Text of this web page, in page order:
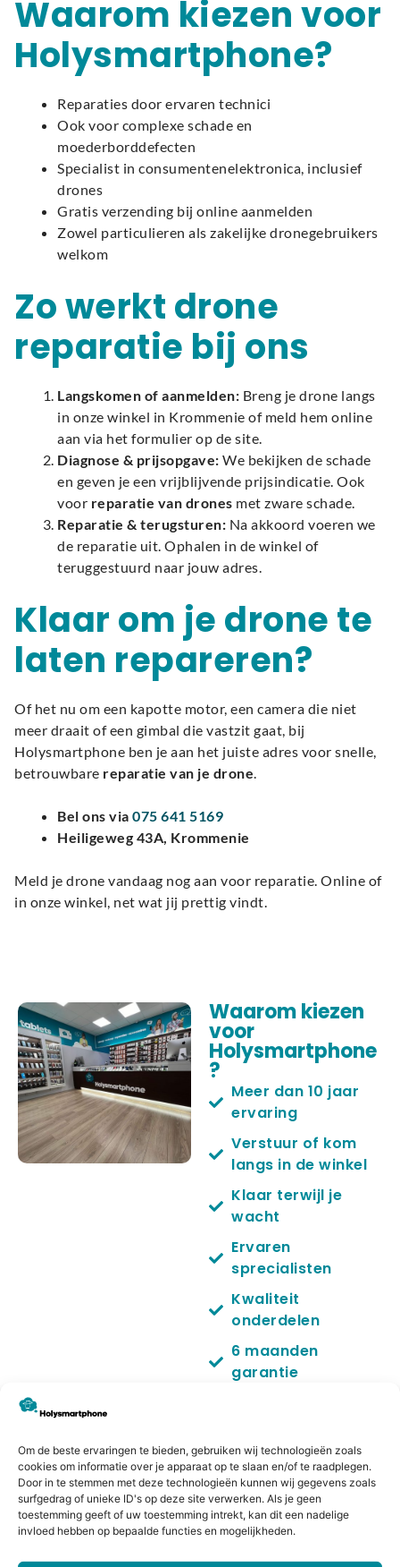
Om de beste ervaringen te bieden, gebruiken wij technologieën zoals
cookies om informatie over je apparaat op te slaan en/of te raadplegen.
Door in te stemmen met deze technologieën kunnen wij gegevens zoals
surfgedrag of unieke ID's op deze site verwerken. Als je geen
toestemming geeft of uw toestemming intrekt, kan dit een nadelige
invloed hebben op bepaalde functies en mogelijkheden.
Waarom kiezen voor
Holysmartphone?
Reparaties door ervaren technici
Ook voor complexe schade en
moederborddefecten
Specialist in consumentenelektronica, inclusief
drones
Gratis verzending bij online aanmelden
Zowel particulieren als zakelijke dronegebruikers
welkom
Zo werkt drone
reparatie bij ons
Langskomen of aanmelden: Breng je drone langs
in onze winkel in Krommenie of meld hem online
aan via het formulier op de site.
Diagnose & prijsopgave: We bekijken de schade
en geven je een vrijblijvende prijsindicatie. Ook
voor reparatie van drones met zware schade.
Reparatie & terugsturen: Na akkoord voeren we
de reparatie uit. Ophalen in de winkel of
teruggestuurd naar jouw adres.
Klaar om je drone te
laten repareren?
Of het nu om een kapotte motor, een camera die niet
meer draait of een gimbal die vastzit gaat, bij
Holysmartphone ben je aan het juiste adres voor snelle,
betrouwbare reparatie van je drone.
Bel ons via 075 641 5169
Heiligeweg 43A, Krommenie
Meld je drone vandaag nog aan voor reparatie. Online of
in onze winkel, net wat jij prettig vindt.
Waarom kiezen
voor
Holysmartphone
?
Meer dan 10 jaar
ervaring
Verstuur of kom
langs in de winkel
Klaar terwijl je
wacht
Ervaren
sprecialisten
Kwaliteit
onderdelen
6 maanden
garantie
Gratis je Drone repareren?
In sommige gevallen kan het mogelijk zijn dat je toestel
is verzekerd. Veel voorkomende verzekeringen zijn: